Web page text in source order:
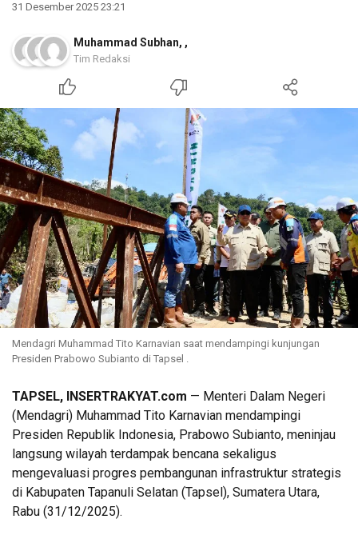
31 Desember 2025 23:21
Muhammad Subhan, ,
Tim Redaksi
Mendagri Muhammad Tito Karnavian saat mendampingi kunjungan
Presiden Prabowo Subianto di Tapsel .
TAPSEL, INSERTRAKYAT.com — Menteri Dalam Negeri
(Mendagri) Muhammad Tito Karnavian mendampingi
Presiden Republik Indonesia, Prabowo Subianto, meninjau
langsung wilayah terdampak bencana sekaligus
mengevaluasi progres pembangunan infrastruktur strategis
di Kabupaten Tapanuli Selatan (Tapsel), Sumatera Utara,
Rabu (31/12/2025).